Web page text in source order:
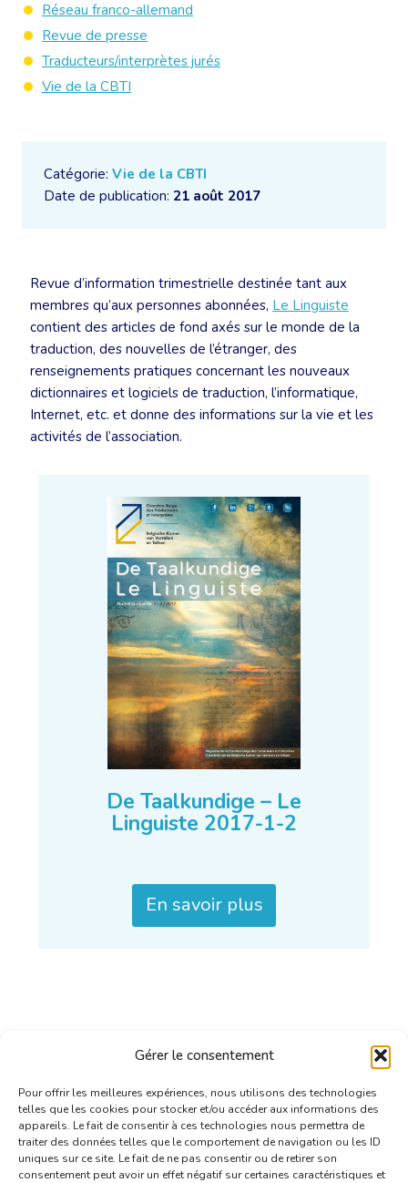
Gérer le consentement
Pour offrir les meilleures expériences, nous utilisons des technologies
telles que les cookies pour stocker et/ou accéder aux informations des
appareils. Le fait de consentir à ces technologies nous permettra de
traiter des données telles que le comportement de navigation ou les ID
uniques sur ce site. Le fait de ne pas consentir ou de retirer son
consentement peut avoir un effet négatif sur certaines caractéristiques et
Catégorie: Vie de la CBTI
Date de publication: 21 août 2017
Revue d’information trimestrielle destinée tant aux
membres qu’aux personnes abonnées, Le Linguiste
contient des articles de fond axés sur le monde de la
traduction, des nouvelles de l’étranger, des
renseignements pratiques concernant les nouveaux
dictionnaires et logiciels de traduction, l’informatique,
Internet, etc. et donne des informations sur la vie et les
activités de l’association.
De Taalkundige – Le
Linguiste 2017-1-2
En savoir plus
Réseau franco-allemand
Revue de presse
Traducteurs/interprètes jurés
Vie de la CBTI